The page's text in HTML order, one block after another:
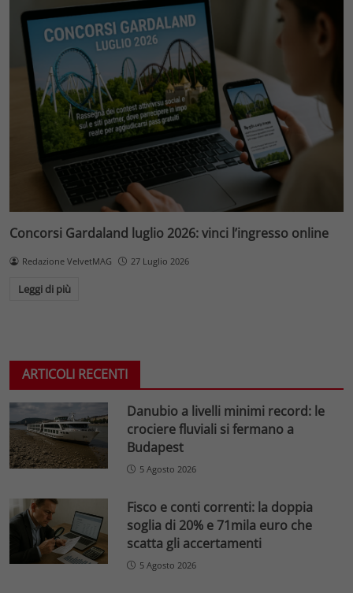
Concorsi Gardaland luglio 2026: vinci l’ingresso online
Redazione VelvetMAG 27 Luglio 2026
Leggi di più
ARTICOLI RECENTI
Danubio a livelli minimi record: le
crociere fluviali si fermano a
Budapest
5 Agosto 2026
Fisco e conti correnti: la doppia
soglia di 20% e 71mila euro che
scatta gli accertamenti
5 Agosto 2026